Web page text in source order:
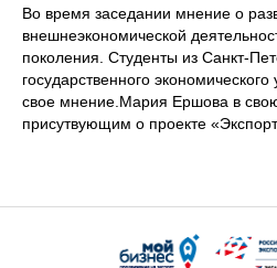
Во время заседании мнение о
внешнеэкономической
поколения. Студенты из Санкт-
государственного
свое мнение.Мария Ершова в
присутвующим о проекте